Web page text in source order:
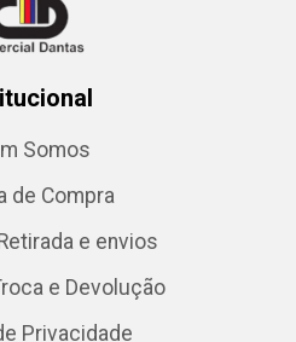
Somos
de Compra
e envios
e Devolução
Privacidade